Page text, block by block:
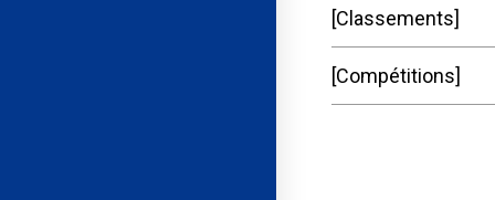
Classements
Compétitions